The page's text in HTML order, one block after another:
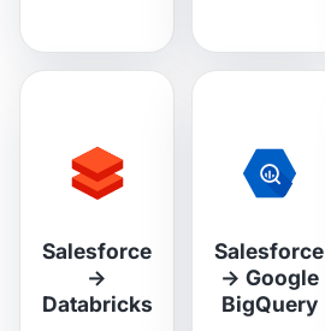
Salesforce
→
Databricks
Salesforce
→ Google
BigQuery